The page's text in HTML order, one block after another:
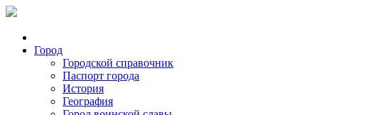
Город
Городской справочник
Паспорт города
История
География